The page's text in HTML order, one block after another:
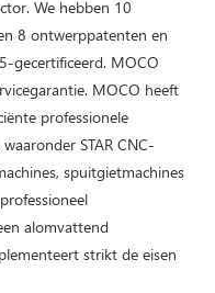
We hebben 10
8 ontwerppatenten en
gecertificeerd. MOCO
MOCO heeft
professionele
STAR CNC-
spuitgietmachines
alomvattend
strikt de eisen